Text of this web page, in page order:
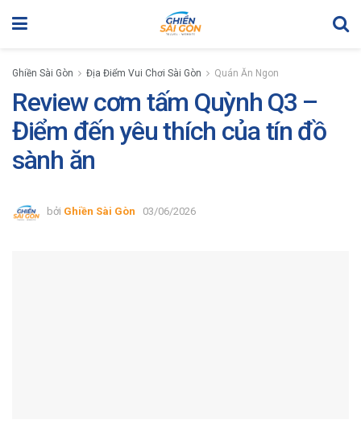
Ghiền Sài Gòn Địa Điểm Vui Chơi Sài Gòn Quán Ăn Ngon
Review cơm tấm Quỳnh Q3 –
Điểm đến yêu thích của tín đồ
sành ăn
bởi Ghiền Sài Gòn 03/06/2026